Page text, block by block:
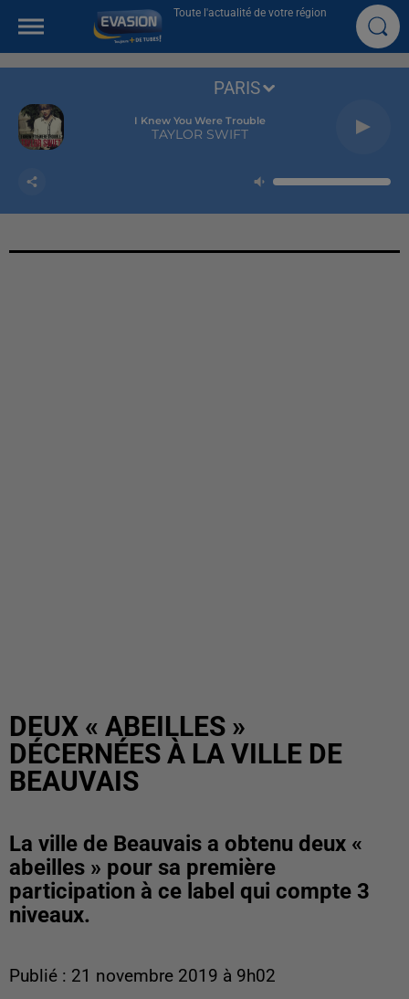
Toute l'actualité de votre région
I Knew You Were Trouble
TAYLOR SWIFT
PARIS
DEUX « ABEILLES »
DÉCERNÉES À LA VILLE DE
BEAUVAIS
La ville de Beauvais a obtenu deux «
abeilles » pour sa première
participation à ce label qui compte 3
niveaux.
Publié : 21 novembre 2019 à 9h02